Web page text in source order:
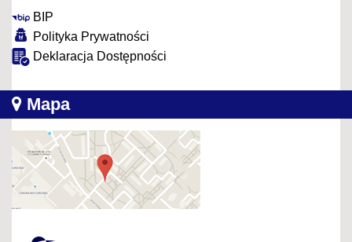
BIP
Polityka Prywatności
Deklaracja Dostępności
Mapa